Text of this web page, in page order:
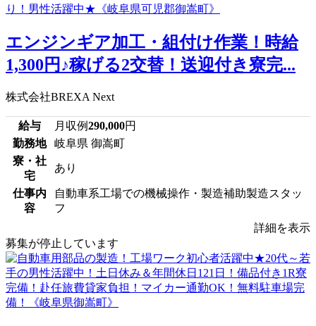
エンジンギア加工・組付け作業！時給
1,300円♪稼げる2交替！送迎付き寮完...
株式会社BREXA Next
給与 月収例290,000円
勤務地
岐阜県 御嵩町
寮・社
宅
あり
仕事内
容
自動車系工場での機械操作・製造補助製造スタッ
フ
詳細を表示
募集が停止しています